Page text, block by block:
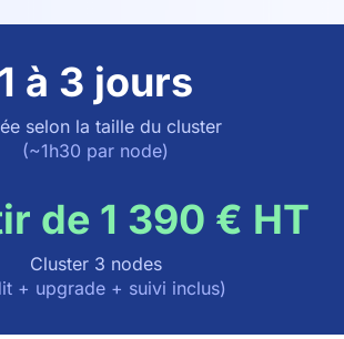
1 à 3 jours
selon la taille du cluster
(~1h30 par node)
de 1 390 € HT
Cluster 3 nodes
+ upgrade + suivi inclus)